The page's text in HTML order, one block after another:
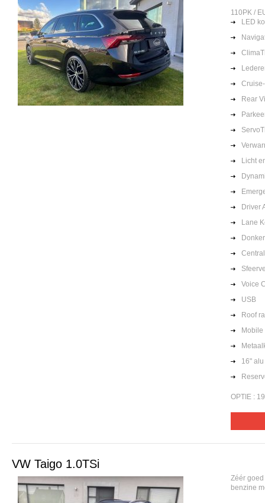
110PK /
LED
Rear
Licht
Driver
Lane
Voice
USB
Roof
16"
OPTIE :
VW Taigo 1.0TSi
Zéér
benzine